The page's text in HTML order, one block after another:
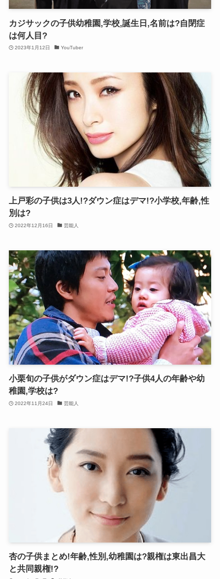
カジサックの子供幼稚園,学校,誕生日,名前は?自閉症
は何人目?
2023年1月12日 YouTuber
上戸彩の子供は3人!?ダウン症はデマ!?小学校,年齢,性
別は?
2022年12月16日 芸能人
小栗旬の子供がダウン症はデマ!?子供4人の年齢や幼
稚園,学校は?
2022年11月24日 芸能人
杏の子供まとめ!年齢,性別,幼稚園は?親権は東出昌大
と共同親権!?